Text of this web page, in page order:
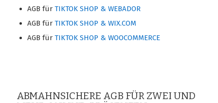
AGB für TIKTOK SHOP & WEBADOR
AGB für TIKTOK SHOP & WIX.COM
AGB für TIKTOK SHOP & WOOCOMMERCE
ABMAHNSICHERE AGB FÜR ZWEI UND